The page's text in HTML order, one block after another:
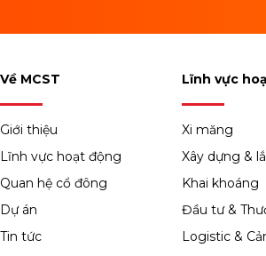
Về MCST
Giới thiệu
Lĩnh vực hoạt động
Quan hệ cổ đông
Dự án
Tin tức
Lĩnh vực
Xi măng
Xây dựng &
Khai khoáng
Đầu tư &
Logistic &